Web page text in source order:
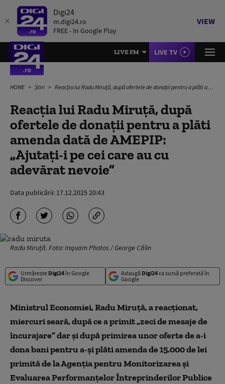
Digi24
m.digi24.ro
FREE - In Google Play
VIEW
LIVE FM LIVE TV
HOME Știri Reacția lui Radu Miruţă, după ofertele de donaţii pentru a plăti amenda dată de AMEPIP: „Ajutaţi-i pe cei care au cu adevărat nevoie”
Reacția lui Radu Miruţă, după
ofertele de donaţii pentru a plăti
amenda dată de AMEPIP:
„Ajutaţi-i pe cei care au cu
adevărat nevoie”
Data publicării: 17.12.2025 20:43
Radu Miruță. Foto: Inquam Photos / George Călin
Urmărește Digi24în Google
Discover
Adaugă Digi24ca sursă preferată în
Google
Ministrul Economiei, Radu Miruţă, a reacţionat,
miercuri seară, după ce a primit „zeci de mesaje de
încurajare” dar şi după primirea unor oferte de a-i
dona bani pentru a-şi plăti amenda de 15.000 de lei
primită de la Agenţia pentru Monitorizarea şi
Evaluarea Performanţelor Întreprinderilor Publice